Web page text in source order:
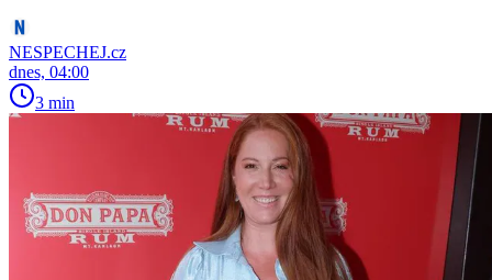
NESPECHEJ.cz
dnes, 04:00
3 min